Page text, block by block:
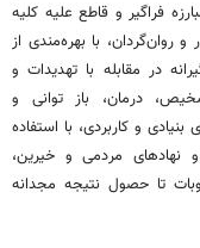
فراگیر و قاطع علیه کلیه
روان‌گردان، با بهره‌مندی از
در مقابله با تهدیدات و
درمان، بازتوانی و
و کاربردی، با استفاده
نهادهای مردمی و خیرین،
تا حصول نتیجه مجدانه